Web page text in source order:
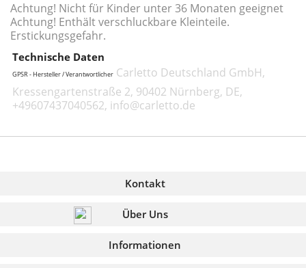
Achtung! Nicht für Kinder unter 36 Monaten geeignet
Achtung! Enthält verschluckbare Kleinteile.
Erstickungsgefahr.
Technische Daten
GPSR - Hersteller / Verantwortlicher Carletto Deutschland GmbH,
Kressengartenstraße 2, 90402 Nürnberg, DE,
+49607437040562, info@carletto.de
Kontakt
Über Uns
Informationen